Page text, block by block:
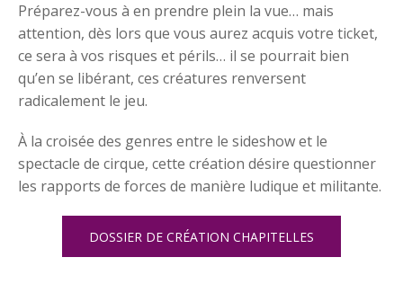
Préparez-vous à en prendre plein la vue… mais
attention, dès lors que vous aurez acquis votre ticket,
ce sera à vos risques et périls… il se pourrait bien
qu’en se libérant, ces créatures renversent
radicalement le jeu.
À la croisée des genres entre le sideshow et le
spectacle de cirque, cette création désire questionner
les rapports de forces de manière ludique et militante.
DOSSIER DE CRÉATION CHAPITELLES